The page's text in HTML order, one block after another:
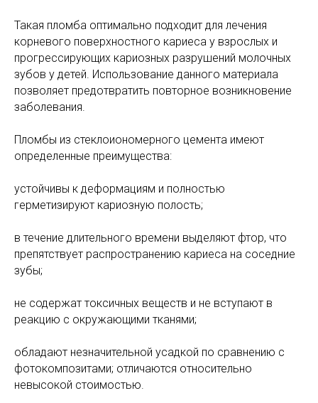
Такая пломба оптимально подходит для лечения
корневого поверхностного кариеса у взрослых и
прогрессирующих кариозных разрушений молочных
зубов у детей. Использование данного материала
позволяет предотвратить повторное возникновение
заболевания.
Пломбы из стеклоиономерного цемента имеют
определенные преимущества:
устойчивы к деформациям и полностью
герметизируют кариозную полость;
в течение длительного времени выделяют фтор, что
препятствует распространению кариеса на соседние
зубы;
не содержат токсичных веществ и не вступают в
реакцию с окружающими тканями;
обладают незначительной усадкой по сравнению с
фотокомпозитами; отличаются относительно
невысокой стоимостью.